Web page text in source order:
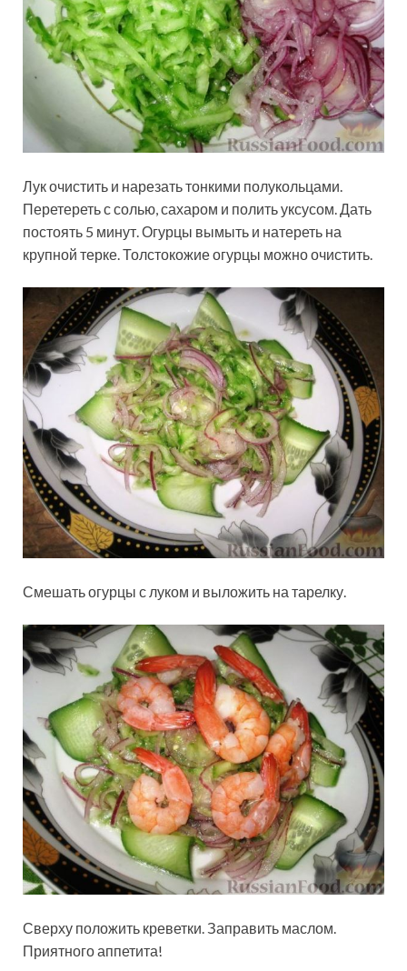
Лук очистить и нарезать тонкими полукольцами.
Перетереть с солью, сахаром и полить уксусом. Дать
постоять 5 минут. Огурцы вымыть и натереть на
крупной терке. Толстокожие огурцы можно очистить.
Смешать огурцы с луком и выложить на тарелку.
Сверху положить креветки. Заправить маслом.
Приятного аппетита!